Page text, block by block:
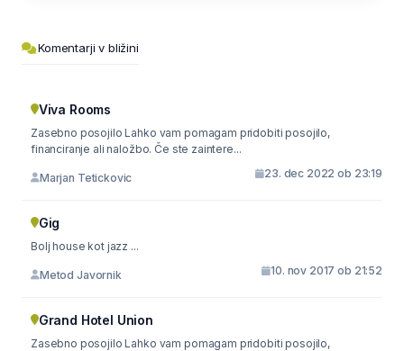
Komentarji v bližini
Viva Rooms
Zasebno posojilo Lahko vam pomagam pridobiti posojilo,
financiranje ali naložbo. Če ste zaintere...
Marjan Tetickovic 23. dec 2022 ob 23:19
Gig
Bolj house kot jazz ...
Metod Javornik 10. nov 2017 ob 21:52
Grand Hotel Union
Zasebno posojilo Lahko vam pomagam pridobiti posojilo,